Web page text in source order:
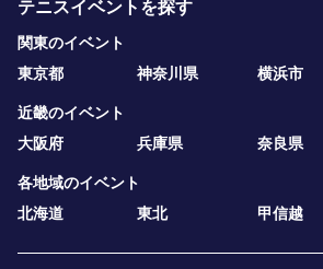
テニスイベントを探す
関東のイベント
東京都
神奈川県 横浜市
近畿のイベント
大阪府
兵庫県 奈良県
各地域のイベント
北海道
東北 甲信越